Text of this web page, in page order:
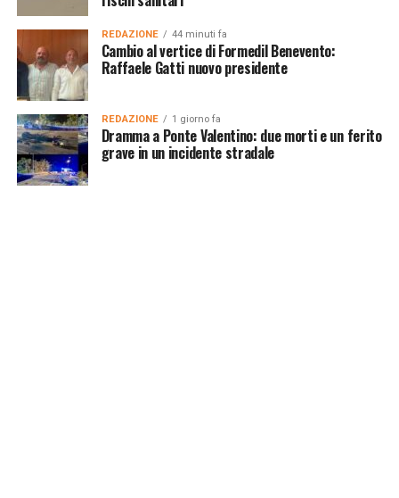
REDAZIONE 44 minuti fa
Cambio al vertice di Formedil Benevento:
Raffaele Gatti nuovo presidente
REDAZIONE 1 giorno fa
Dramma a Ponte Valentino: due morti e un ferito
grave in un incidente stradale